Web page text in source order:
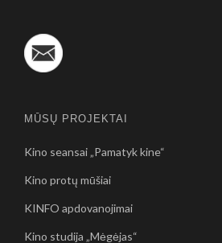
MŪSŲ PROJEKTAI
Kino seansai „Pamatyk kine“
Kino protų mūšiai
KINFO apdovanojimai
Kino studija „Mėgėjas“